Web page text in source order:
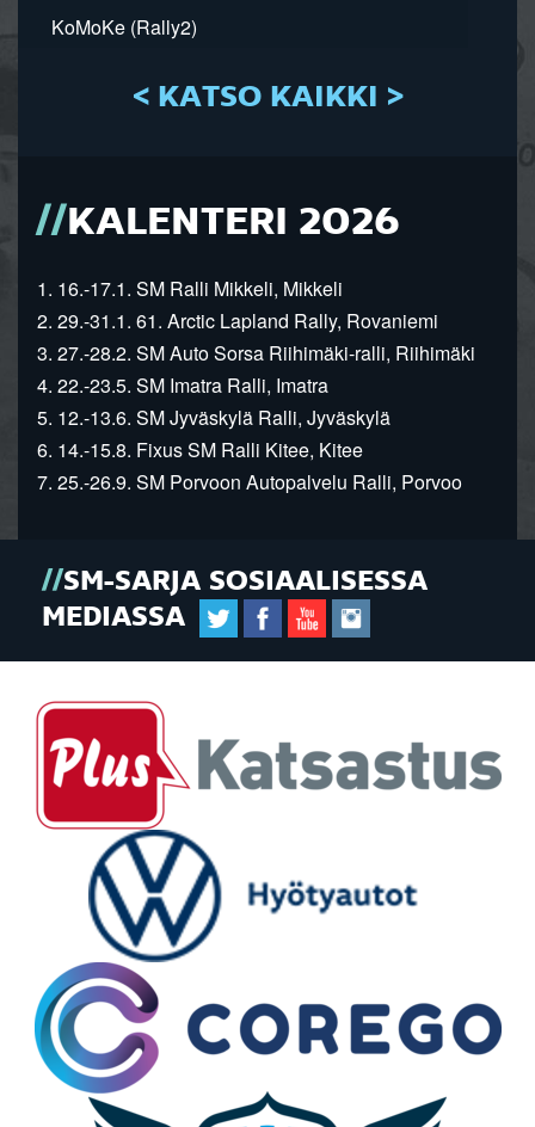
KoMoKe (Rally2)
< KATSO KAIKKI >
KALENTERI 2026
1. 16.-17.1. SM Ralli Mikkeli, Mikkeli
2. 29.-31.1. 61. Arctic Lapland Rally, Rovaniemi
3. 27.-28.2. SM Auto Sorsa Riihimäki-ralli, Riihimäki
4. 22.-23.5. SM Imatra Ralli, Imatra
5. 12.-13.6. SM Jyväskylä Ralli, Jyväskylä
6. 14.-15.8. Fixus SM Ralli Kitee, Kitee
7. 25.-26.9. SM Porvoon Autopalvelu Ralli, Porvoo
SM-SARJA SOSIAALISESSA
MEDIASSA